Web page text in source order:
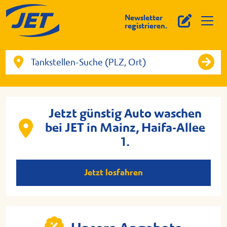
Newsletter
registrieren.
Jetzt günstig Auto waschen
bei JET in Mainz, Haifa-Allee
1.
Jetzt losfahren